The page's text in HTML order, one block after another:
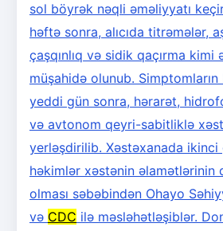
sol böyrək nəqli əməliyyatı
həftə sonra, alıcıda titrəmələr,
çaşqınlıq və sidik qaçırma kimi
müşahidə olunub. Simptomların
yeddi gün sonra, hərarət,
və avtonom qeyri-sabitliklə
yerləşdirilib. Xəstəxanada ikinci
həkimlər xəstənin əlamətlərinin
olması səbəbindən Ohayo
və CDC ilə məsləhətləşiblər.